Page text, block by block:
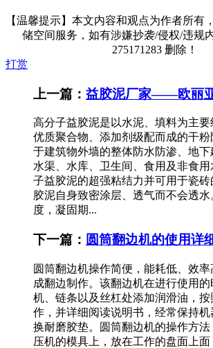
【温馨提示】本文内容和观点为作者所有
储空间服务，如有涉嫌抄袭/侵权/违规
275171283 删除！
打赏
上一篇： 益胶泥厂家——欧丽
高分子益胶泥是以水泥、填料为主
优质聚合物、添加剂级配而成的干粉
于建筑物外墙的整体防水防渗、地下
水渠、水库、卫生间、食用及非食
子益胶泥的超强粘结力并可用于瓷
胶泥自身致密涂层、透气而不会透
度，凝固期...
下一篇： 圆筒翻边机的使用详
圆筒翻边机操作简便，能耗低、效
成翻边制作。该翻边机在进行使用
机、链条以及丝杠处添加润滑油，
作，并详细阅读说明书，经常保持
换耐磨胶垫。圆筒翻边机的操作方
压机的模具上，放在工作的盘面上